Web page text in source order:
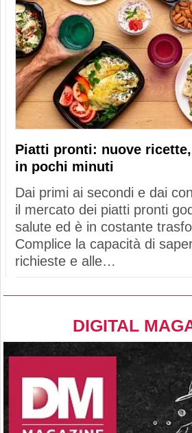
Piatti pronti: nuove
in pochi minuti
Dai primi ai secondi e dai
il mercato dei piatti pronti
salute ed è in costante
Complice la capacità di
richieste e alle…
DIGITAL